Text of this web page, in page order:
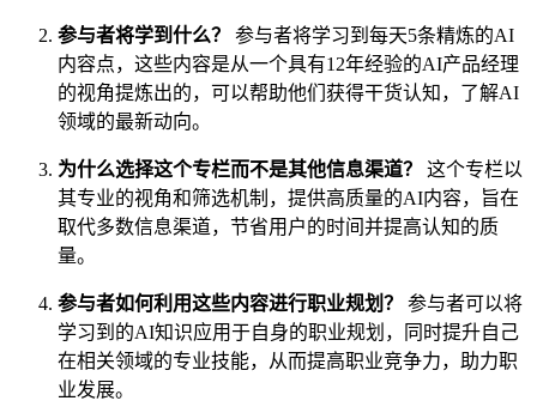
参与者将学到什么？
参与者将学习到每天5条精炼的AI
内容点，这些内容是从一个具有12年经验的AI产品经理
的视角提炼出的，可以帮助他们获得干货认知，了解AI
领域的最新动向。
为什么选择这个专栏而不是其他信息渠道？
这个专栏以
其专业的视角和筛选机制，提供高质量的AI内容，旨在
取代多数信息渠道，节省用户的时间并提高认知的质
量。
参与者如何利用这些内容进行职业规划？
参与者可以将
学习到的AI知识应用于自身的职业规划，同时提升自己
在相关领域的专业技能，从而提高职业竞争力，助力职
业发展。